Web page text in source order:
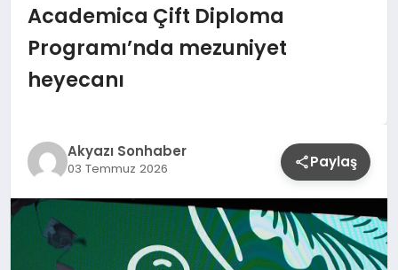
SPOR
YAŞAM
Academica Çift Diploma
Programı’nda mezuniyet
heyecanı
Akyazı Sonhaber
03 Temmuz 2026 Paylaş